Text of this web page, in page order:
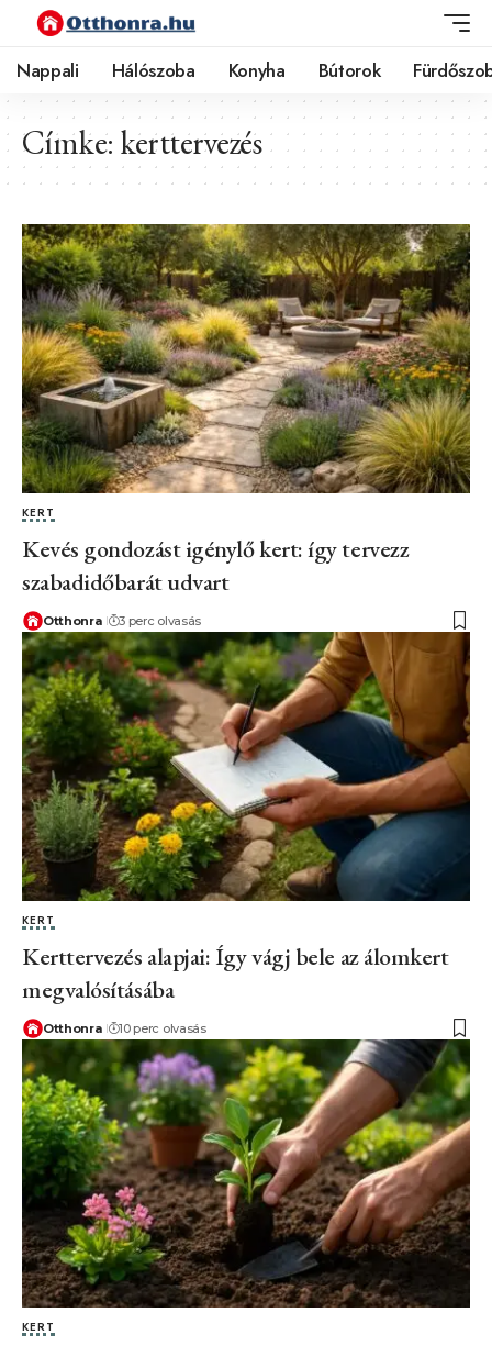
Nappali Hálószoba Konyha Bútorok
Címke: kerttervezés
KERT
Kevés gondozást igénylő kert: így tervezz
szabadidőbarát udvart
Otthonra 3 perc olvasás
KERT
Kerttervezés alapjai: Így vágj bele az álomkert
megvalósításába
Otthonra 10 perc olvasás
KERT